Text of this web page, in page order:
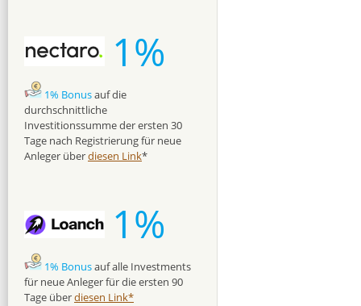
1%
1% Bonusauf die
durchschnittliche
Investitionssumme der ersten 30
Tage nach Registrierung für neue
Anleger überdiesen Link*
1%
1% Bonusauf alle Investments
für neue Anleger für die ersten 90
Tage überdiesen Link*